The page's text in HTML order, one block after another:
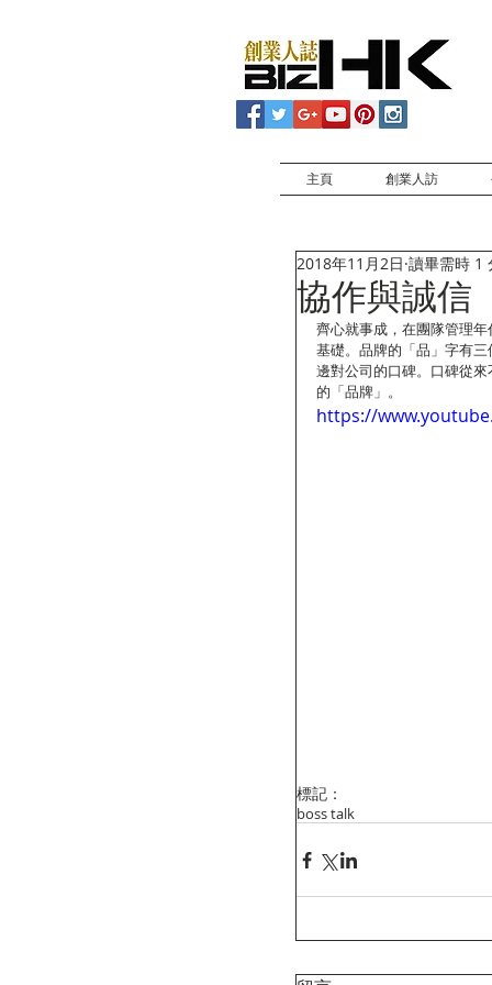
主頁 創業人訪
協作與誠信
2018年11月2日 讀畢需時 1
齊心就事成，在團隊管理
基礎。品牌的「品」字有
邊對公司的口碑。口碑從
的「品牌」。
https://
標記：
boss talk